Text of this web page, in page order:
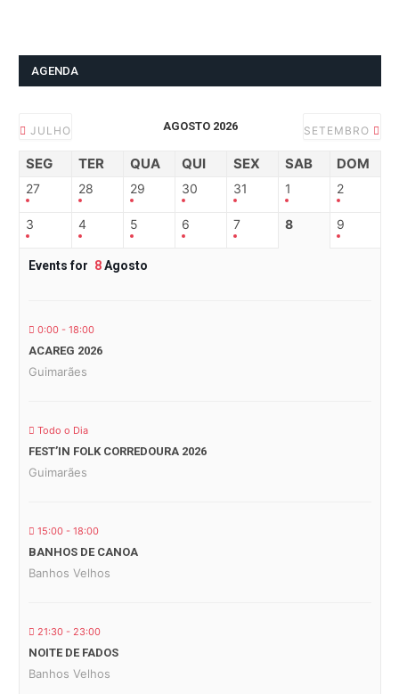
AGENDA
JULHO AGOSTO 2026 SETEMBRO
SEG TER QUA QUI SEX SAB DOM
27 28 29 30 31 1 2
3 4 5 6 7 8 9
Events for 8Agosto
0:00 - 18:00
ACAREG 2026
Guimarães
Todo o Dia
FEST’IN FOLK CORREDOURA 2026
Guimarães
15:00 - 18:00
BANHOS DE CANOA
Banhos Velhos
21:30 - 23:00
NOITE DE FADOS
Banhos Velhos